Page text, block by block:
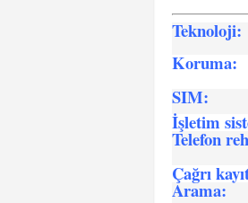
Teknoloji:
Koruma:
SIM:
İşletim
Telefon
Çağrı
Arama: